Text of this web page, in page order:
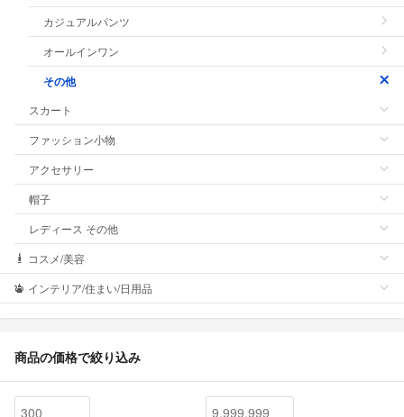
カジュアルパンツ
オールインワン
その他
スカート
ファッション小物
アクセサリー
帽子
レディース その他
コスメ/美容
インテリア/住まい/日用品
商品の価格で絞り込み